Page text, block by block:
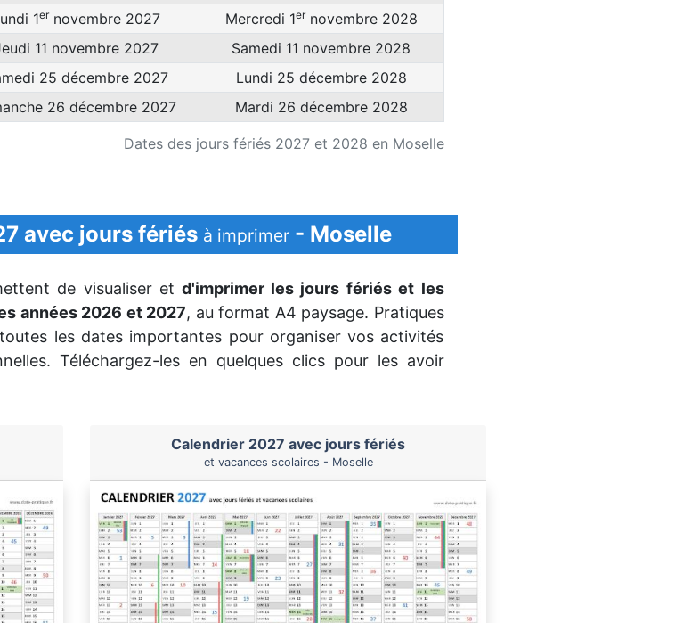
Dates des jours fériés 2027 et 2028 en Moselle
1ernovembre 2027 Mercredi 1ernovembre 2028
11 novembre 2027
Samedi 11 novembre 2028
25 décembre 2027
Lundi 25 décembre 2028
26 décembre 2027 Mardi 26 décembre 2028
avec jours fériés à imprimer - Moselle
de visualiser et d'imprimer les jours fériés et les
années 2026 et 2027, au format A4 paysage. Pratiques
les dates importantes pour organiser vos activités
Téléchargez-les en quelques clics pour les avoir
Calendrier 2027 avec jours fériés
et vacances scolaires - Moselle